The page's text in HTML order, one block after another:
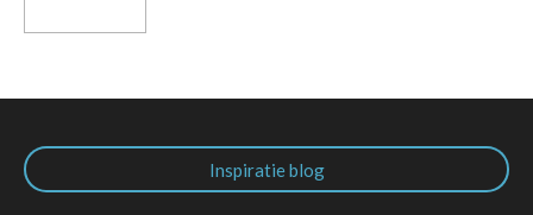
Inspiratie blog